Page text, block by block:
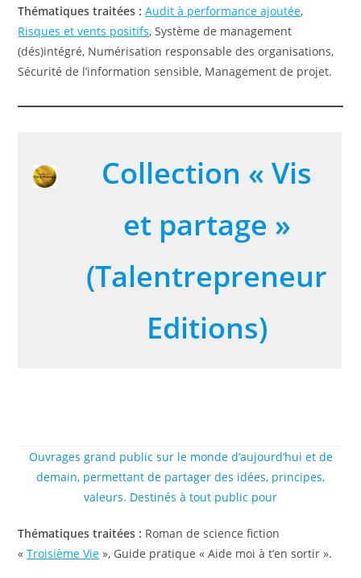
Thématiques traitées : Audit à performance ajoutée,
Risques et vents positifs, Système de management
(dés)intégré, Numérisation responsable des organisations,
Sécurité de l’information sensible, Management de projet.
Collection « Vis
et partage »
(Talentrepreneur
Editions)
Ouvrages grand public sur le monde d’aujourd’hui et de
demain, permettant de partager des idées, principes,
valeurs. Destinés à tout public pour
Thématiques traitées : Roman de science fiction
«Troisième Vie », Guide pratique « Aide moi à t’en sortir ».